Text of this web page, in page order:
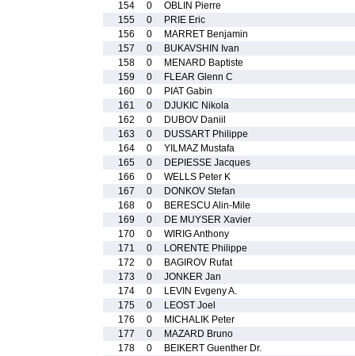
154 0
OBLIN Pierre
155
0
PRIE Eric
156
0
MARRET Benjamin
157
0
BUKAVSHIN Ivan
158
0
MENARD Baptiste
159
0
FLEAR Glenn C
160
0
PIAT Gabin
161
0
DJUKIC Nikola
162
0
DUBOV Daniil
163
0
DUSSART Philippe
164
0
YILMAZ Mustafa
165
0
DEPIESSE Jacques
166
0
WELLS Peter K
167
0
DONKOV Stefan
168
0
BERESCU Alin-Mile
169
0
DE MUYSER Xavier
170
0
WIRIG Anthony
171
0
LORENTE Philippe
172
0
BAGIROV Rufat
173
0
JONKER Jan
174
0
LEVIN Evgeny A.
175
0
LEOST Joel
176
0
MICHALIK Peter
177
0
MAZARD Bruno
178
0
BEIKERT Guenther Dr.